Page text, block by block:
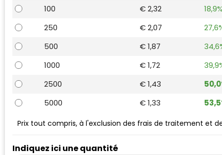
Parker
Waterman
100
€ 2,32
250
€ 2,07
500
€ 1,87
1000
€ 1,72
2500
€ 1,43
5000
€ 1,33
Indiquez ici une quantité
Prix tout compris, à l'exclusion des frais de traitement et